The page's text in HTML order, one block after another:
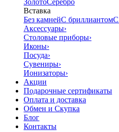
ЗолотоСеребро
Вставка
Без камнейС бриллиантомС
Аксессуары›
Столовые приборы›
Иконы›
Посуда›
Сувениры›
Ионизаторы›
Акции
Подарочные сертификаты
Оплата и доставка
Обмен и Скупка
Блог
Контакты